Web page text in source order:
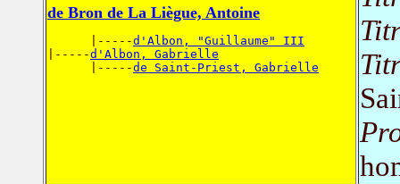
de Bron de La Liègue, Antoine
      |-----
d'Albon, "Guillaume" III
|-----d'Albon, Gabrielle
      |-----
de Saint-Priest, Gabrielle